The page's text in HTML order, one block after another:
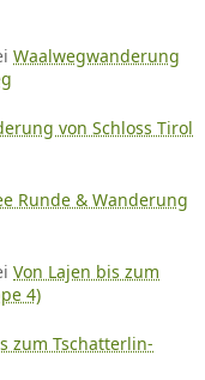
Waalwegwanderung
von Schloss Tirol
Runde & Wanderung
Von Lajen bis zum
4)
zum Tschatterlin-